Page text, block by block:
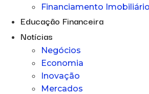
Financiamento Imobiliário
Educação Financeira
Notícias
Negócios
Economia
Inovação
Mercados